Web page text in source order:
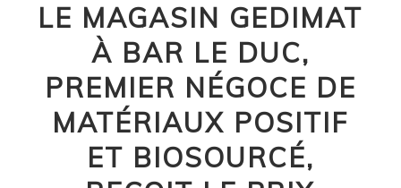
LE MAGASIN GEDIMAT
À BAR LE DUC,
PREMIER NÉGOCE DE
MATÉRIAUX POSITIF
ET BIOSOURCÉ,